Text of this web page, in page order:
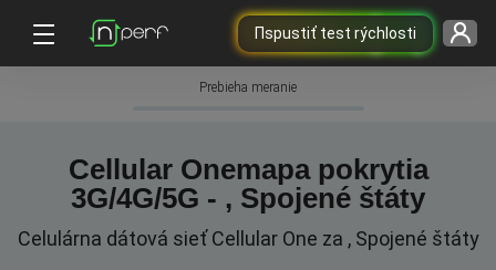
Пspustiť test rýchlosti
Prebieha meranie
Cellular Onemapa pokrytia
3G/4G/5G - , Spojené štáty
Celulárna dátová sieť Cellular One za , Spojené štáty